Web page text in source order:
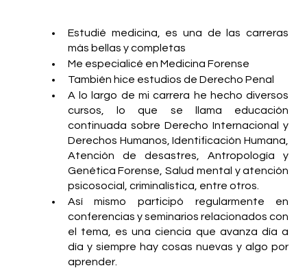
Estudié medicina, es una de las carreras
más bellas y completas
Me especialicé en Medicina Forense
También hice estudios de Derecho Penal
A lo largo de mi carrera he hecho diversos
cursos, lo que se llama educación
continuada sobre Derecho Internacional y
Derechos Humanos, Identificación Humana,
Atención de desastres, Antropología y
Genética Forense, Salud mental y atención
psicosocial, criminalística, entre otros.
Así mismo participó regularmente en
conferencias y seminarios relacionados con
el tema, es una ciencia que avanza día a
día y siempre hay cosas nuevas y algo por
aprender.